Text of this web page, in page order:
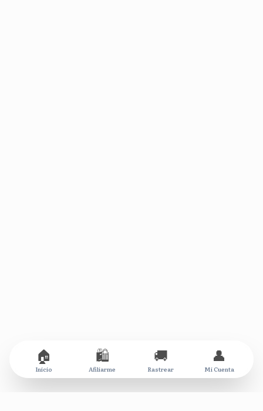
🏠
Inicio
🛍️
Afiliarme
🚚
Rastrear
👤
Mi Cuenta